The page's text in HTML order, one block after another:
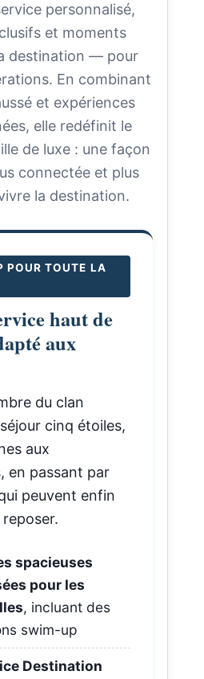
personnalisé,
et moments
destination — pour
En combinant
et expériences
elle redéfinit le
de luxe : une façon
connectée et plus
la destination.
POUR TOUTE LA
haut de
aux
du clan
cinq étoiles,
aux
en passant par
peuvent enfin
spacieuses
pour les
, incluant des
swim-up
Destination